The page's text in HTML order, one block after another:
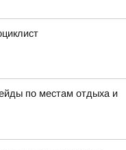
по местам отдыха и